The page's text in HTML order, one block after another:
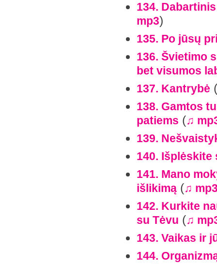
134.
mp3)
135. Po jūsų
136. Švietimo
bet visumos
137. Kantrybė (
138. Gamtos
patiems (♫
139.
140. Išplėskite
141. Mano
išlikimą (♫
142. Kurkite
su Tėvu (♫
143. Vaikas ir
144.